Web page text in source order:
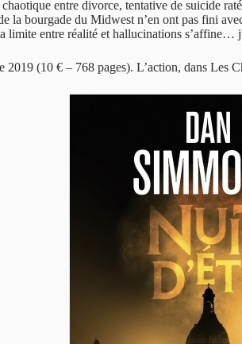
entre divorce, tentative de suicide
bourgade du Midwest n’en ont pas fini
limite entre réalité et hallucinations s’affine…
(10 € – 768 pages). L’action, dans Les